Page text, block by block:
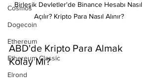
Cosmos
Dogecoin
Ethereum
Ethereum Classic
Elrond
Birleşik Devletler'de Binance Hesabı Nasıl
Açılır? Kripto Para Nasıl Alınır?
ABD'de Kripto Para Almak
Kolay Mı?